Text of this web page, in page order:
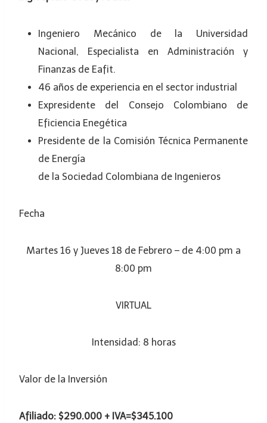
Ingeniero Mecánico de la Universidad
Nacional, Especialista en Administración y
Finanzas de Eafit.
46 años de experiencia en el sector industrial
Expresidente del Consejo Colombiano de
Eficiencia Enegética
Presidente de la Comisión Técnica Permanente
de Energía
de la Sociedad Colombiana de Ingenieros
Fecha
Martes 16 y Jueves 18 de Febrero – de 4:00 pm a
8:00 pm
VIRTUAL
Intensidad: 8 horas
Valor de la Inversión
Afiliado: $290.000 + IVA=$345.100